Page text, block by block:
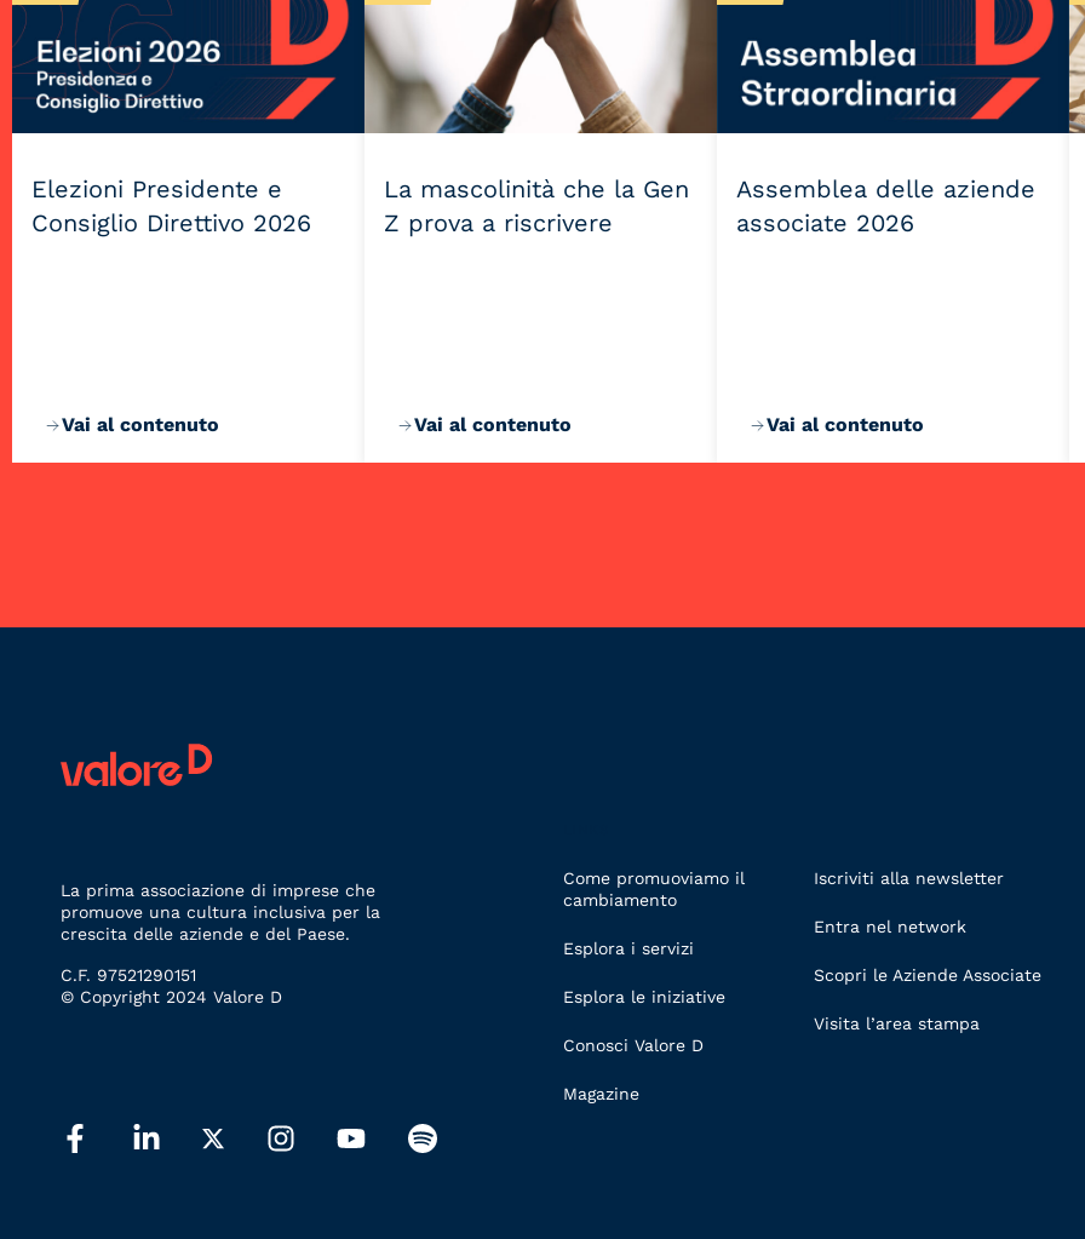
Elezioni Presidente e
Consiglio Direttivo 2026
Vai al contenuto
La mascolinità che la Gen
Z prova a riscrivere
Vai al contenuto
Assemblea delle aziende
associate 2026
Vai al contenuto
La prima associazione di imprese che
promuove una cultura inclusiva per la
crescita delle aziende e del Paese.
C.F. 97521290151
© Copyright 2024 Valore D
Come promuoviamo il
cambiamento
Esplora i servizi
Esplora le iniziative
Conosci Valore D
Magazine
Iscriviti alla newsletter
Entra nel network
Scopri le Aziende Associate
Visita l’area stampa